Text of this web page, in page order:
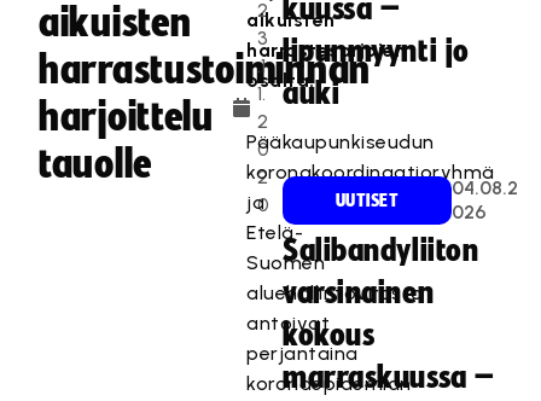
aikuisten
harrastustoiminnan
harjoittelu
tauolle
2
3
.1
1.
2
0
2
0
aikuisten
harrastesarjojen
osalta.
Pääkaupunkiseudun
koronakoordinaatioryhmä
ja
Etelä-
Suomen
aluehallintovirasto
antoivat
perjantaina
koronaepidemian
kuussa –
lipunmyynti jo
auki
UUTISET
04.08.2
026
Salibandyliiton
varsinainen
kokous
marraskuussa –